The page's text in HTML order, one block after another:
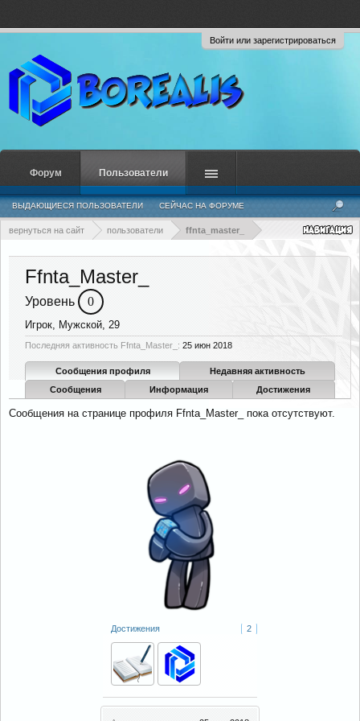
Войти или зарегистрироваться
вернуться на сайт пользователи ffnta_master_
Достижения 2
Ffnta_Master_
Уровень 0
Игрок, Мужской, 29
Последняя активность Ffnta_Master_: 25 июн 2018
Сообщения профиля
Недавняя активность
Сообщения
Информация Достижения
Сообщения на странице профиля Ffnta_Master_ пока отсутствуют.
Форум Пользователи
ВЫДАЮЩИЕСЯ ПОЛЬЗОВАТЕЛИ СЕЙЧАС НА ФОРУМЕ
НЕДАВНЯЯ АКТИВНОСТЬ НОВЫЕ СООБЩЕНИЯ ПРОФИЛЯ